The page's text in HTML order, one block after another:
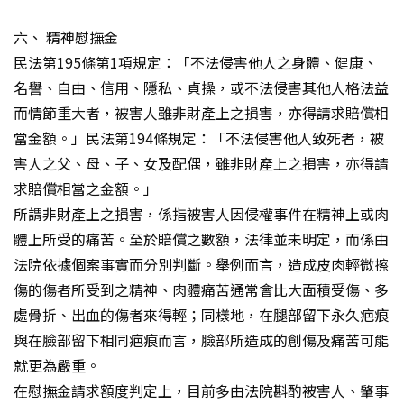
六、 精神慰撫金
民法第195條第1項規定：「不法侵害他人之身體、健康、
名譽、自由、信用、隱私、貞操，或不法侵害其他人格法益
而情節重大者，被害人雖非財產上之損害，亦得請求賠償相
當金額。」民法第194條規定：「不法侵害他人致死者，被
害人之父、母、子、女及配偶，雖非財產上之損害，亦得請
求賠償相當之金額。」
所謂非財產上之損害，係指被害人因侵權事件在精神上或肉
體上所受的痛苦。至於賠償之數額，法律並未明定，而係由
法院依據個案事實而分別判斷。舉例而言，造成皮肉輕微擦
傷的傷者所受到之精神、肉體痛苦通常會比大面積受傷、多
處骨折、出血的傷者來得輕；同樣地，在腿部留下永久疤痕
與在臉部留下相同疤痕而言，臉部所造成的創傷及痛苦可能
就更為嚴重。
在慰撫金請求額度判定上，目前多由法院斟酌被害人、肇事